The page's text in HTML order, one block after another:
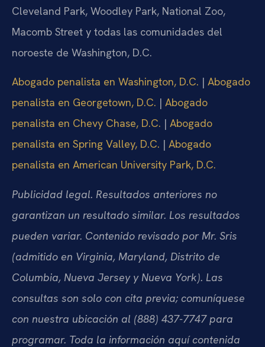
Cleveland Park, Woodley Park, National Zoo,
Macomb Street y todas las comunidades del
noroeste de Washington, D.C.
Abogado penalista en Washington, D.C. | Abogado
penalista en Georgetown, D.C. | Abogado
penalista en Chevy Chase, D.C. | Abogado
penalista en Spring Valley, D.C. | Abogado
penalista en American University Park, D.C.
Publicidad legal. Resultados anteriores no
garantizan un resultado similar. Los resultados
pueden variar. Contenido revisado por Mr. Sris
(admitido en Virginia, Maryland, Distrito de
Columbia, Nueva Jersey y Nueva York). Las
consultas son solo con cita previa; comuníquese
con nuestra ubicación al (888) 437-7747 para
programar. Toda la información aquí contenida